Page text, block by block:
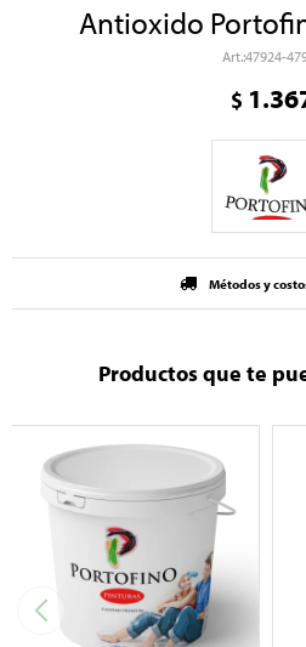
Antioxido
47924-
$
Métodos y
Productos que te